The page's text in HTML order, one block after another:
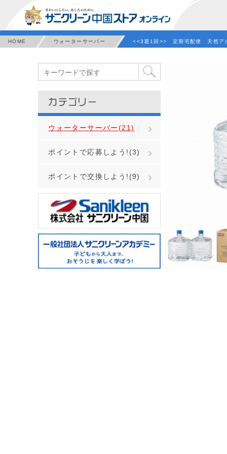
HOME ウォーターサーバー <<3週1回>> 定期宅配便 天然ア
カテゴリー
ウォーターサーバー(21)
ポイントで応募しよう!(3)
ポイントで交換しよう!(9)